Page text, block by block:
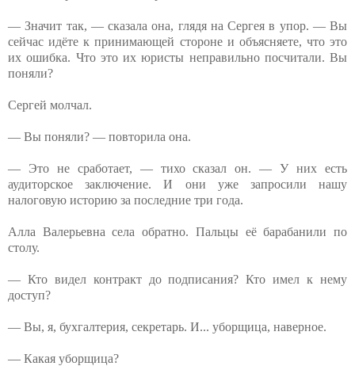
— Значит так, — сказала она, глядя на Сергея в упор. — Вы
сейчас идёте к принимающей стороне и объясняете, что это
их ошибка. Что это их юристы неправильно посчитали. Вы
поняли?
Сергей молчал.
— Вы поняли? — повторила она.
— Это не сработает, — тихо сказал он. — У них есть
аудиторское заключение. И они уже запросили нашу
налоговую историю за последние три года.
Алла Валерьевна села обратно. Пальцы её барабанили по
столу.
— Кто видел контракт до подписания? Кто имел к нему
доступ?
— Вы, я, бухгалтерия, секретарь. И... уборщица, наверное.
— Какая уборщица?